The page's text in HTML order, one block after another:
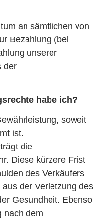
an sämtlichen von
Bezahlung (bei
unserer
der
habe ich?
soweit
ist.
die
Diese kürzere Frist
des Verkäufers
der Verletzung des
Gesundheit. Ebenso
nach dem